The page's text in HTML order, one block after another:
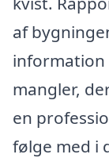
af
information
mangler,
en
følge med i